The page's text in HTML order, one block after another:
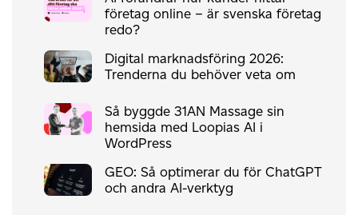
företag online – är svenska företag
redo?
Digital marknadsföring 2026:
Trenderna du behöver veta om
Så byggde 31AN Massage sin
hemsida med Loopias AI i
WordPress
GEO: Så optimerar du för ChatGPT
och andra AI-verktyg